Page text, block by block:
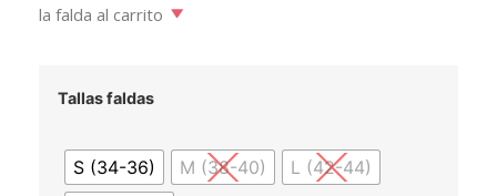
la falda al carrito
Tallas faldas
S (34-36) M (38-40)
L (42-44)